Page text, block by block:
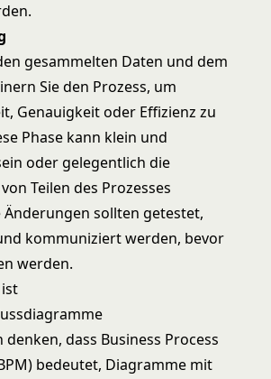
gesammelten Daten und dem
Sie den Prozess, um
Genauigkeit oder Effizienz zu
Phase kann klein und
oder gelegentlich die
Teilen des Prozesses
Änderungen sollten getestet,
kommuniziert werden, bevor
werden.
denken, dass Business Process
bedeutet, Diagramme mit